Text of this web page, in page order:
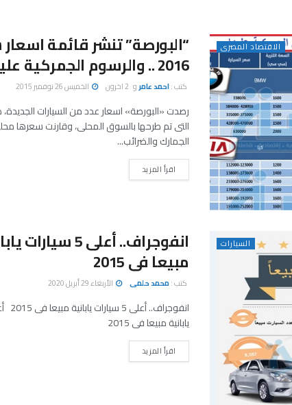
الاقتصاد المصرى “البورصة” تنشر قائمة
2016 .. والرسوم الجمركية عليها
كتب :احمد عامر و 2 اخرون الخميس 26 نوفمبر 2015
التى تم طرحها بالسوق المحلى، وقارنت سعرها
الجمارك والضرائب...
اقرأ المزيد
السيارات انفوجراف.. أعلى 5
مبيعا فى 2015
كتب :محمد حلمى الأربعاء 29 أبريل 2020
يابانية مبيعا فى 2015
اقرأ المزيد